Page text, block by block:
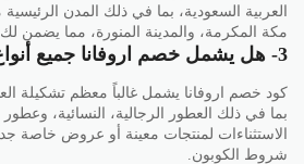
العربية السعودية، بما في ذلك المدن
مكة المكرمة، والمدينة المنورة، مما يضمن لك
3- هل يشمل خصم اروفانا جميع أنواع العطور؟
كود خصم اروفانا يشمل غالباً معظم تشكيلة
بما في ذلك العطور الرجالية، النسائية،
الاستثناءات لمنتجات معينة أو عروض خاصة
شروط الكوبون.